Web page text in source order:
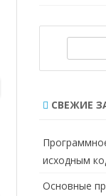
к
СВЕЖИЕ
исходным
Основные